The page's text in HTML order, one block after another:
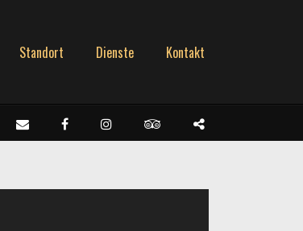
Standort Dienste Kontakt